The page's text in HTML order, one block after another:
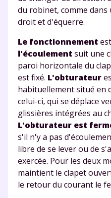
du robinet, comme
droit et d'équerre.
Le fonctionnement
l'écoulement suit une
paroi horizontale du
est fixé. L'obturateur
habituellement situé en
celui-ci, qui se déplace
glissières intégrées au
L'obturateur est
s'il n'y a pas
libre de se lever ou de
exercée. Pour les deux
maintient le clapet
le retour du courant le